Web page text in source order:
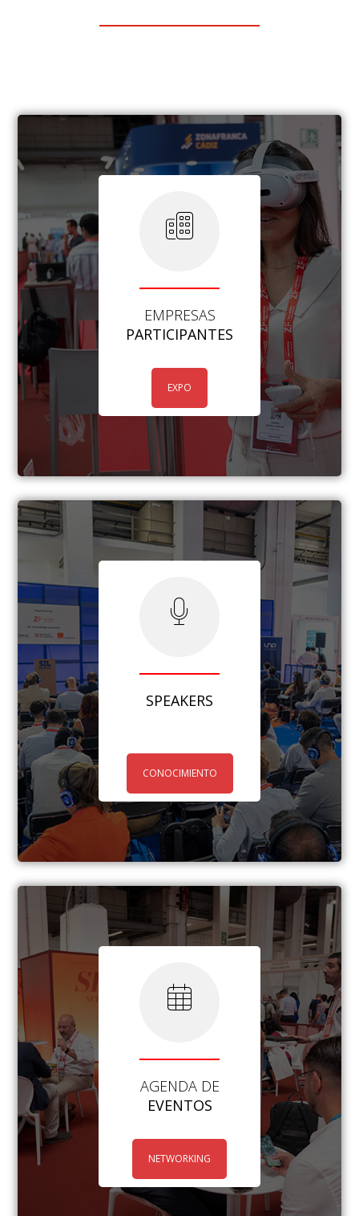
EMPRESAS
PARTICIPANTES
EXPO
SPEAKERS
CONOCIMIENTO
AGENDA DE
EVENTOS
NETWORKING